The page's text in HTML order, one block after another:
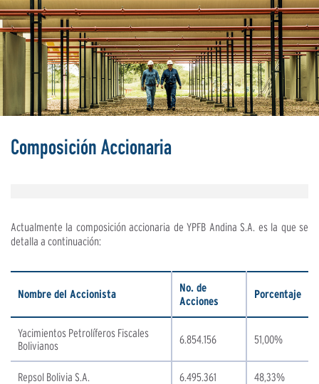
Composición Accionaria
Actualmente la composición accionaria de YPFB Andina S.A. es la que se
detalla a continuación:
Nombre del Accionista
No. de
Acciones
Porcentaje
Yacimientos Petrolíferos Fiscales
Bolivianos
6.854.156 51,00%
Repsol Bolivia S.A. 6.495.361 48,33%